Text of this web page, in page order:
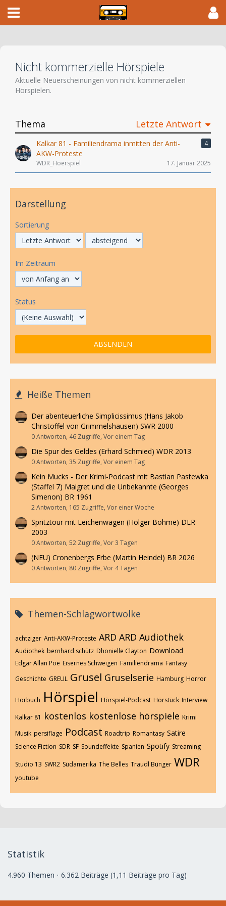
Nicht kommerzielle Hörspiele
Aktuelle Neuerscheinungen von nicht kommerziellen
Hörspielen.
Thema Letzte Antwort
Kalkar 81 - Familiendrama inmitten der Anti-
AKW-Proteste
4
WDR_Hoerspiel 17. Januar 2025
Darstellung
Sortierung
Im Zeitraum
Status
Heiße Themen
Der abenteuerliche Simplicissimus (Hans Jakob
Christoffel von Grimmelshausen) SWR 2000
0 Antworten, 46 Zugriffe, Vor einem Tag
Die Spur des Geldes (Erhard Schmied) WDR 2013
0 Antworten, 35 Zugriffe, Vor einem Tag
Kein Mucks - Der Krimi-Podcast mit Bastian Pastewka
(Staffel 7) Maigret und die Unbekannte (Georges
Simenon) BR 1961
2 Antworten, 165 Zugriffe, Vor einer Woche
Spritztour mit Leichenwagen (Holger Böhme) DLR
2003
0 Antworten, 52 Zugriffe, Vor 3 Tagen
(NEU) Cronenbergs Erbe (Martin Heindel) BR 2026
0 Antworten, 80 Zugriffe, Vor 4 Tagen
Themen-Schlagwortwolke
achtziger Anti-AKW-Proteste ARD ARD Audiothek
Audiothek bernhard schütz Dhonielle Clayton Download
Edgar Allan Poe Eisernes Schweigen Familiendrama Fantasy
Geschichte GREUL Grusel Gruselserie Hamburg Horror
Hörbuch Hörspiel Hörspiel-Podcast Hörstück Interview
Kalkar 81 kostenlos kostenlose hörspiele Krimi
Musik persiflage Podcast Roadtrip Romantasy Satire
Science Fiction SDR SF Soundeffekte Spanien Spotify Streaming
Studio 13 SWR2 Südamerika The Belles Traudl Bünger WDR
youtube
Statistik
4.960 Themen 6.362 Beiträge (1,11 Beiträge pro Tag)